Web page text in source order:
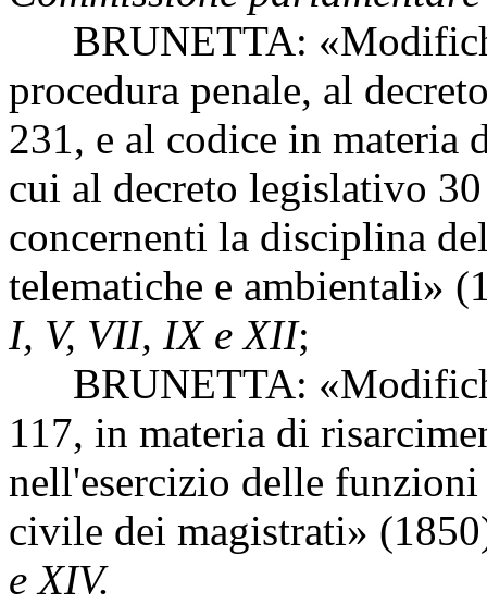
BRUNETTA:
procedura penale, al
231, e al codice in materia
cui al decreto legislativo
concernenti la disciplina
telematiche e ambientali»
I, V, VII, IX e XII;
BRUNETTA:
117, in materia di
nell'esercizio delle
civile dei magistrati»
e XIV.